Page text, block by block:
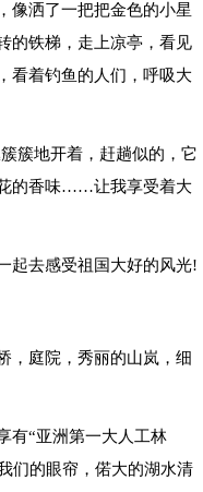
像洒了一把把金色的小星
的铁梯，走上凉亭，看见
看着钓鱼的人们，呼吸大
簇地开着，赶趟似的，它
的香味……让我享受着大
起去感受祖国大好的风光!
，庭院，秀丽的山岚，细
有“亚洲第一大人工林
们的眼帘，偌大的湖水清